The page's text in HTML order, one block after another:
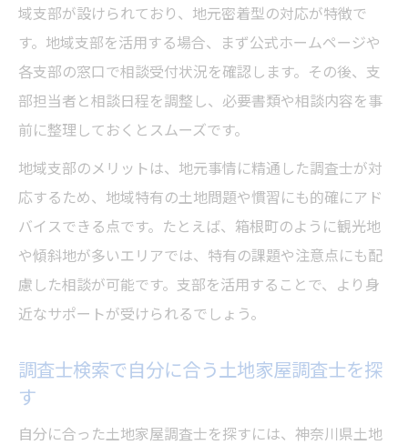
域支部が設けられており、地元密着型の対応が特徴で
す。地域支部を活用する場合、まず公式ホームページや
各支部の窓口で相談受付状況を確認します。その後、支
部担当者と相談日程を調整し、必要書類や相談内容を事
前に整理しておくとスムーズです。
地域支部のメリットは、地元事情に精通した調査士が対
応するため、地域特有の土地問題や慣習にも的確にアド
バイスできる点です。たとえば、箱根町のように観光地
や傾斜地が多いエリアでは、特有の課題や注意点にも配
慮した相談が可能です。支部を活用することで、より身
近なサポートが受けられるでしょう。
調査士検索で自分に合う土地家屋調査士を探
す
自分に合った土地家屋調査士を探すには、神奈川県土地